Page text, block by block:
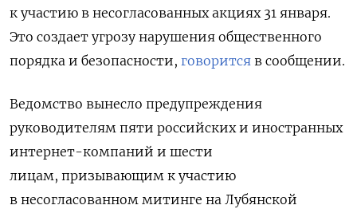
к участию в несогласованных акциях 31 января.
Это создает угрозу нарушения общественного
порядка и безопасности, говорится в сообщении.
Ведомство вынесло предупреждения
руководителям пяти российских и иностранных
интернет-компаний и шести
лицам, призывающим к участию
в несогласованном митинге на Лубянской